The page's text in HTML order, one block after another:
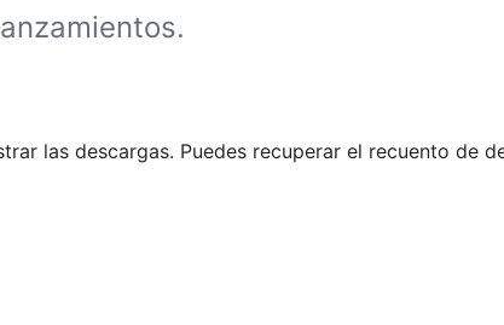
las descargas. Puedes recuperar el recuento de